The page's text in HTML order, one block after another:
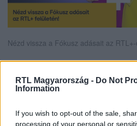
RTL Magyarország - Do Not
Information
If you wish to opt-out of the sale,
processing of your personal or
Nézd vissza a Fókusz adásait az RTL+-
Itt állítsd be, hogy az RTL.hu